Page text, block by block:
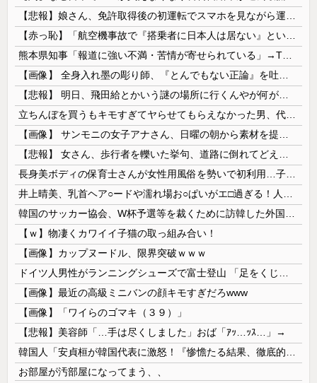
【ｗ】物凄くカワイイ子猫の取っ組み合い！
【画像】カップヌードル、限界突破ｗｗｗ
【画像】最近の高級ミニバンの顔キモすぎだろwww
【画像】「ワイらのゴマキ（３９）」
【悲報】美容師「…手は尽くしました」おば「ｱｯ…ｯｽ…」→
お部屋が汚部屋になってまう、、